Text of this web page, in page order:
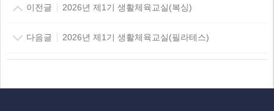
이전글 2026년 제1기 생활체육교실(복싱)
다음글 2026년 제1기 생활체육교실(필라테스)